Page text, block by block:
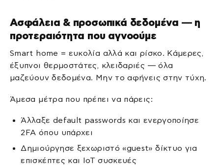
Ασφάλεια & προσωπικά δεδομένα — η
προτεραιότητα που αγνοούμε
Smart home = ευκολία αλλά και ρίσκο. Κάμερες,
έξυπνοι θερμοστάτες, κλειδαριές — όλα
μαζεύουν δεδομένα. Μην το αφήνεις στην τύχη.
Άμεσα μέτρα που πρέπει να πάρεις:
Άλλαξε default passwords και ενεργοποίησε
2FA όπου υπάρχει
Δημιούργησε ξεχωριστό «guest» δίκτυο για
επισκέπτες και IoT συσκευές